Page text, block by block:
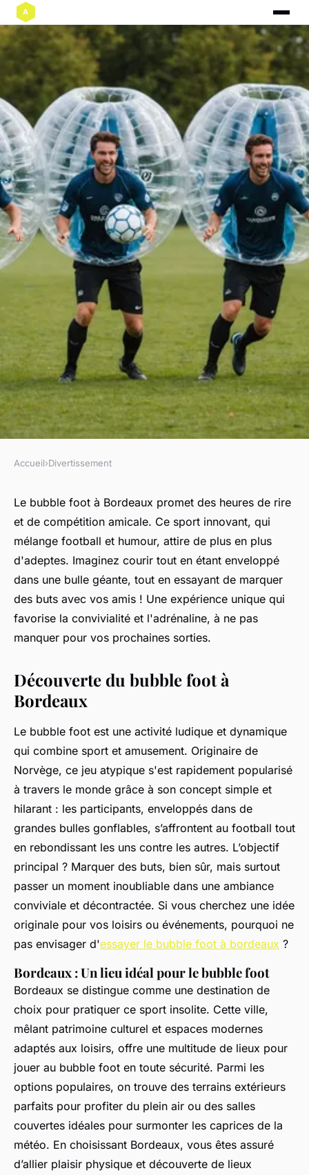
Découvrez le bubble foot à
bordeaux pour des moments
amusants !
régis• 22 février 2025•10 min de lecture
Accueil›Divertissement
Le bubble foot à Bordeaux promet des heures de rire
et de compétition amicale. Ce sport innovant, qui
mélange football et humour, attire de plus en plus
d'adeptes. Imaginez courir tout en étant enveloppé
dans une bulle géante, tout en essayant de marquer
des buts avec vos amis ! Une expérience unique qui
favorise la convivialité et l'adrénaline, à ne pas
manquer pour vos prochaines sorties.
Découverte du bubble foot à
Bordeaux
Le bubble foot est une activité ludique et dynamique
qui combine sport et amusement. Originaire de
Norvège, ce jeu atypique s'est rapidement popularisé
à travers le monde grâce à son concept simple et
hilarant : les participants, enveloppés dans de
grandes bulles gonflables, s’affrontent au football tout
en rebondissant les uns contre les autres. L’objectif
principal ? Marquer des buts, bien sûr, mais surtout
passer un moment inoubliable dans une ambiance
conviviale et décontractée. Si vous cherchez une idée
originale pour vos loisirs ou événements, pourquoi ne
pas envisager d'essayer le bubble foot à bordeaux ?
Bordeaux : Un lieu idéal pour le bubble foot
Bordeaux se distingue comme une destination de
choix pour pratiquer ce sport insolite. Cette ville,
mêlant patrimoine culturel et espaces modernes
adaptés aux loisirs, offre une multitude de lieux pour
jouer au bubble foot en toute sécurité. Parmi les
options populaires, on trouve des terrains extérieurs
parfaits pour profiter du plein air ou des salles
couvertes idéales pour surmonter les caprices de la
météo. En choisissant Bordeaux, vous êtes assuré
d’allier plaisir physique et découverte de lieux